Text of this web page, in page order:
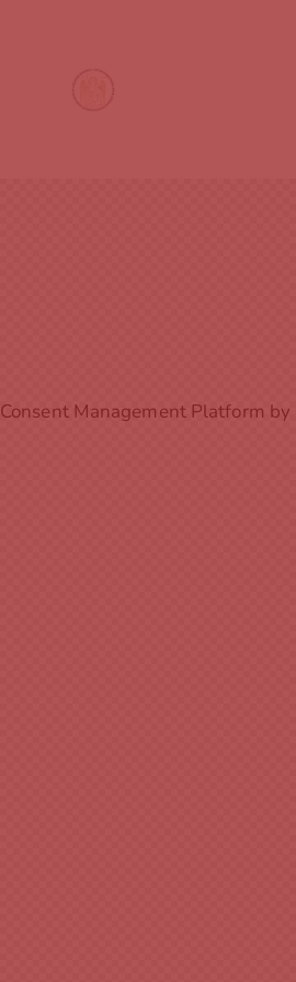
Consent Management Platform by